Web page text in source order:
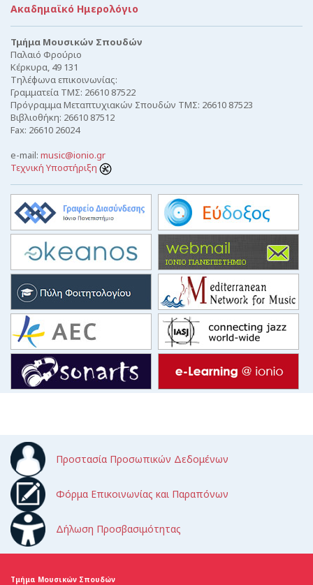
Ακαδημαϊκό Ημερολόγιο
Τμήμα Μουσικών Σπουδών
Παλαιό Φρούριο
Κέρκυρα, 49 131
Τηλέφωνα επικοινωνίας:
Γραμματεία ΤΜΣ: 26610 87522
Πρόγραμμα Μεταπτυχιακών Σπουδών ΤΜΣ: 26610 87523
Βιβλιοθήκη: 26610 87512
Fax: 26610 26024
e-mail: music@ionio.gr
Τεχνική Υποστήριξη
Προστασία Προσωπικών Δεδομένων
Φόρμα Επικοινωνίας και Παραπόνων
Δήλωση Προσβασιμότητας
Τμήμα Μουσικών Σπουδών